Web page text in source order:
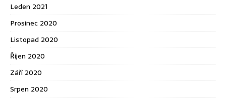
Leden 2021
Prosinec 2020
Listopad 2020
Říjen 2020
Září 2020
Srpen 2020